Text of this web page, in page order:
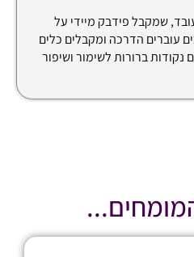
שמקבל פידבק מיידי על
עוברים הדרכה ומקבלים כלים
ברורות לשימור ושיפור